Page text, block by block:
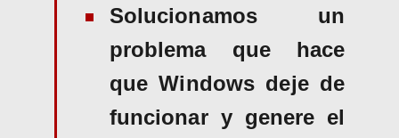
Solucionamos un
problema que hace
que Windows deje de
funcionar y genere el